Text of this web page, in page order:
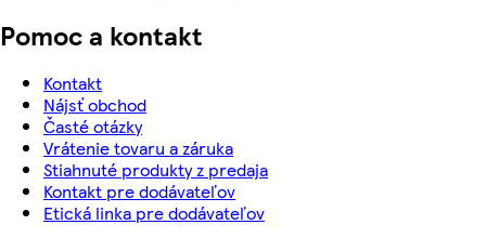
Pomoc a kontakt
Kontakt
Nájsť obchod
Časté otázky
Vrátenie tovaru a záruka
Stiahnuté produkty z predaja
Kontakt pre dodávateľov
Etická linka pre dodávateľov